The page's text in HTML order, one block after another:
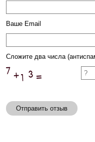
Ваше Email
Сложите два числа
Отправить отзыв